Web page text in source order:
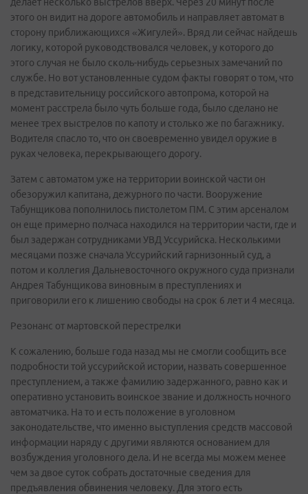
этого он видит на дороге автомобиль и направляет автомат в
сторону приближающихся «Жигулей». Вряд ли сейчас найдешь
логику, которой руководствовался человек, у которого до
этого случая не было сколь-нибудь серьезных замечаний по
службе. Но вот установленные судом факты говорят о том, что
в представительницу российского автопрома, которой на
момент расстрела было чуть больше года, было сделано не
менее трех выстрелов по капоту и столько же по багажнику.
Водителя спасло то, что он своевременно увидел оружие в
руках человека, перекрывающего дорогу.
Затем с автоматом уже на территории воинской части он
обезоружил капитана, дежурного по части. Вооружение
Табунщикова пополнилось пистолетом ПМ. С этим арсеналом
он еще примерно полчаса находился на территории части, где и
был задержан сотрудниками УВД Уссурийска. Несколькими
месяцами позже сначала Уссурийский гарнизонный суд, а
потом и коллегия Дальневосточного окружного суда признали
Андрея Табунщикова виновным в преступлениях и
приговорили его к лишению свободы на срок 6 лет и 4 месяца.
Резонанс от мартовской перестрелки
К сожалению, больше года назад мы не смогли сообщить все
подробности той уссурийской истории, назвать совершенное
преступлением, а также фамилию задержанного, равно как и
оперативно установить воинское звание и должность ночного
автоматчика. На то и есть положение в уголовном
законодательстве, что именно выступления средств массовой
информации наряду с другими являются основанием для
возбуждения уголовного дела. И не всегда мы можем менее
чем за двое суток собрать достаточные сведения для
предъявления обвинения человеку. Для этого есть